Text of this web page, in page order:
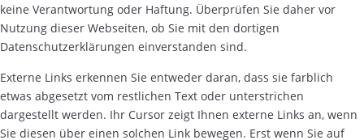
keine Verantwortung oder Haftung. Überprüfen Sie daher vor
Nutzung dieser Webseiten, ob Sie mit den dortigen
Datenschutzerklärungen einverstanden sind.
Externe Links erkennen Sie entweder daran, dass sie farblich
etwas abgesetzt vom restlichen Text oder unterstrichen
dargestellt werden. Ihr Cursor zeigt Ihnen externe Links an, wenn
Sie diesen über einen solchen Link bewegen. Erst wenn Sie auf